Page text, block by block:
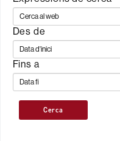
Des de
Fins a
Cerca